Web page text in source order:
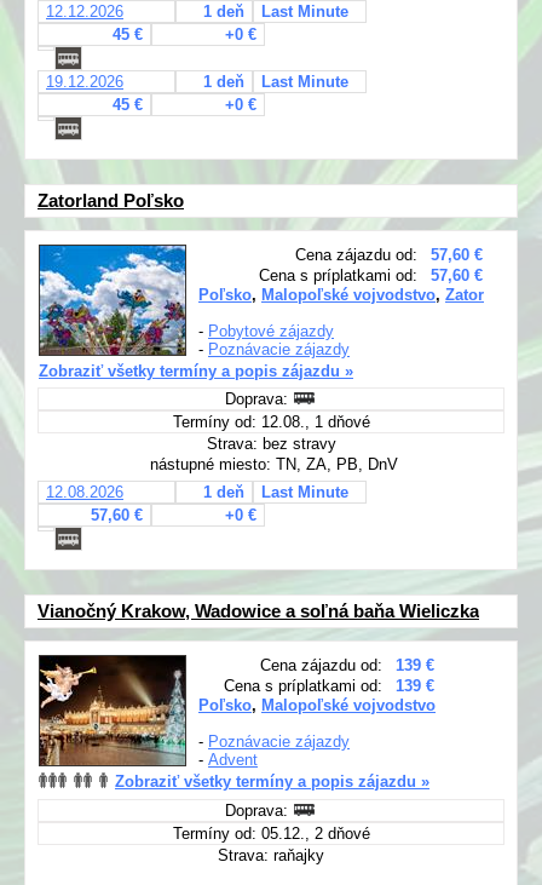
12.12.2026 1 deň
Last Minute
45 €
+0 €
19.12.2026 1 deň
Last Minute
45 €
+0 €
Zatorland Poľsko
Cena zájazdu od:
57,60 €
Cena s príplatkami od:
57,60 €
Poľsko, Malopoľské vojvodstvo, Zator
- Pobytové zájazdy
- Poznávacie zájazdy
Zobraziť všetky termíny a popis zájazdu »
Doprava:
Termíny od: 12.08., 1 dňové
Strava: bez stravy
nástupné miesto: TN, ZA, PB, DnV
12.08.2026
1 deň
Last Minute
57,60 €
+0 €
Vianočný Krakow, Wadowice a soľná baňa Wieliczka
Cena zájazdu od:
139 €
Cena s príplatkami od:
139 €
Poľsko, Malopoľské vojvodstvo
- Poznávacie zájazdy
- Advent
Zobraziť všetky termíny a popis zájazdu »
Doprava:
Termíny od: 05.12., 2 dňové
Strava: raňajky